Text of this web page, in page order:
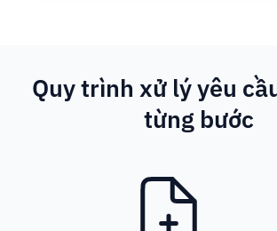
Quy trình xử lý yêu
từng bước